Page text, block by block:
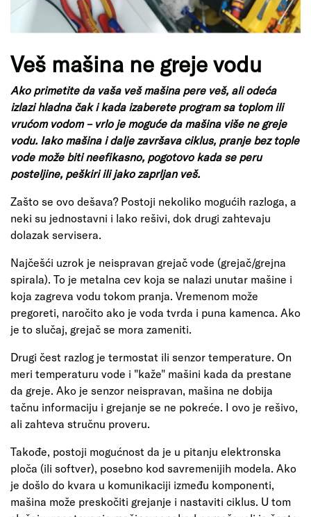
Veš mašina ne greje vodu
Ako primetite da vaša veš mašina pere veš, ali odeća
izlazi hladna čak i kada izaberete program sa toplom ili
vrućom vodom – vrlo je moguće da mašina više ne greje
vodu. Iako mašina i dalje završava ciklus, pranje bez tople
vode može biti neefikasno, pogotovo kada se peru
posteljine, peškiri ili jako zaprljan veš.
Zašto se ovo dešava? Postoji nekoliko mogućih razloga, a
neki su jednostavni i lako rešivi, dok drugi zahtevaju
dolazak servisera.
Najčešći uzrok je neispravan grejač vode (grejač/grejna
spirala). To je metalna cev koja se nalazi unutar mašine i
koja zagreva vodu tokom pranja. Vremenom može
pregoreti, naročito ako je voda tvrda i puna kamenca. Ako
je to slučaj, grejač se mora zameniti.
Drugi čest razlog je termostat ili senzor temperature. On
meri temperaturu vode i "kaže" mašini kada da prestane
da greje. Ako je senzor neispravan, mašina ne dobija
tačnu informaciju i grejanje se ne pokreće. I ovo je rešivo,
ali zahteva stručnu proveru.
Takođe, postoji mogućnost da je u pitanju elektronska
ploča (ili softver), posebno kod savremenijih modela. Ako
je došlo do kvara u komunikaciji između komponenti,
mašina može preskočiti grejanje i nastaviti ciklus. U tom